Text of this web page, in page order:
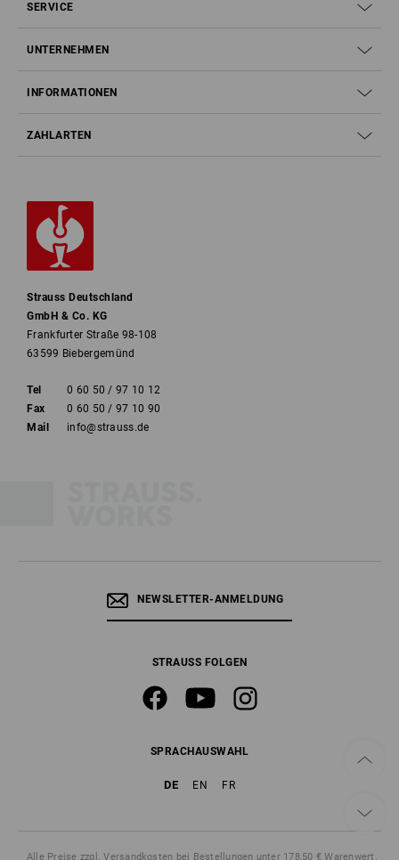
SERVICE
UNTERNEHMEN
INFORMATIONEN
ZAHLARTEN
Strauss Deutschland
GmbH & Co. KG
Frankfurter Straße 98-108
63599 Biebergemünd
Tel
0 60 50 / 97 10 12
Fax
0 60 50 / 97 10 90
Mail
info@strauss.de
NEWSLETTER-ANMELDUNG
STRAUSS FOLGEN
SPRACHAUSWAHL
DE EN FR
Alle Preise zzgl. Versandkosten bei Bestellungen unter 178,50 € Warenwert.